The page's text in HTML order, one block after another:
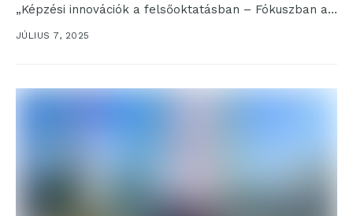
„Képzési innovációk a felsőoktatásban – Fókuszban a
piaci kapcsolatok” című konferencián...
JÚLIUS 7, 2025